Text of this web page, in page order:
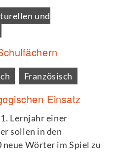
und
Französisch
Einsatz
Lernjahr einer
sollen in den
Wörter im Spiel zu